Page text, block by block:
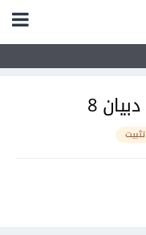
تثبيت